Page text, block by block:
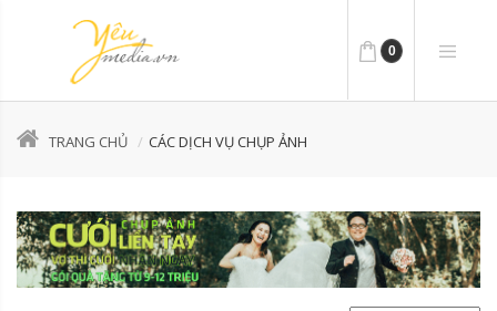
0
TRANG CHỦ CÁC DỊCH VỤ CHỤP ẢNH